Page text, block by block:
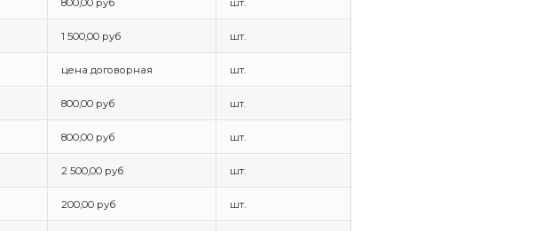
800,00 руб шт.
1 500,00 руб шт.
цена договорная шт.
800,00 руб шт.
800,00 руб шт.
2 500,00 руб шт.
200,00 руб шт.